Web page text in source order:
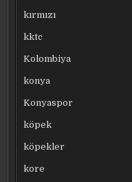
kırmızı
kktc
Kolombiya
konya
Konyaspor
köpek
köpekler
kore